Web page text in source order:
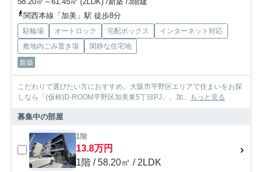
関西本線「加美」駅 徒歩8分
駐輪場 オートロック 宅配ボックス
インターネット対応
敷地内ごみ置き場
閑静な住宅地
新築
こだわりで選びたい方におすすめ。大阪市平野区エリアで住まいをお探
しなら「(仮称)D-ROOM平野区加美東5丁目PJ」。加... もっと見る
募集中の部屋
1階
13.8万円
1階 / 58.20㎡ / 2LDK